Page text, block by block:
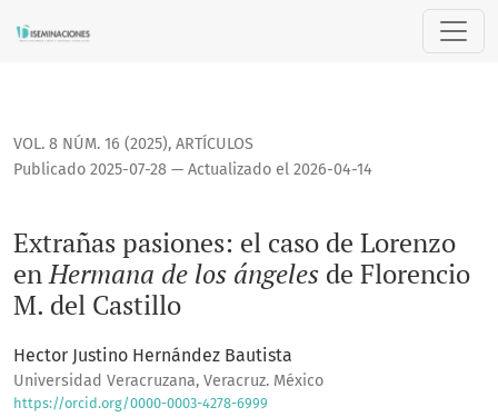
Extrañas pasiones: el caso de Lorenzo en <i>Hermana de
VOL. 8 NÚM. 16 (2025), ARTÍCULOS
Extrañas pasiones: el caso de Lorenzo
enHermana de los ángeles de Florencio
M. del Castillo
Publicado 2025-07-28 — Actualizado el 2026-04-14
Hector Justino Hernández Bautista
Universidad Veracruzana, Veracruz. México
https://orcid.org/0000-0003-4278-6999